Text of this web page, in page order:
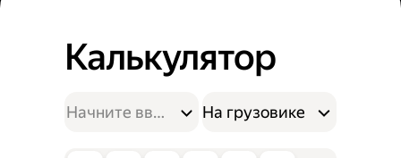
Калькулятор
На грузовике